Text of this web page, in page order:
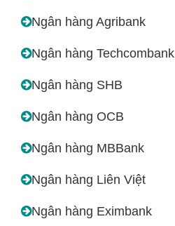
Ngân hàng Agribank
Ngân hàng Techcombank
Ngân hàng SHB
Ngân hàng OCB
Ngân hàng MBBank
Ngân hàng Liên Việt
Ngân hàng Eximbank